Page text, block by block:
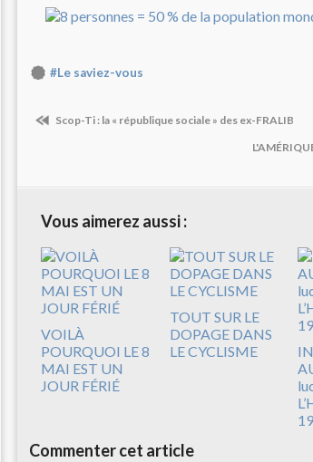
#Le saviez-vous
Scop-Ti : la « république sociale » des ex-FRALIB
Vous aimerez aussi :
VOILÀ
POURQUOI LE 8
MAI EST UN
JOUR FÉRIÉ
TOUT SUR LE
DOPAGE DANS
LE CYCLISME
Commenter cet article